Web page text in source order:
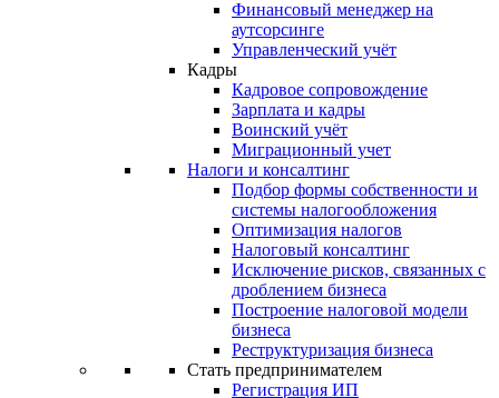
Финансовый менеджер на
аутсорсинге
Управленческий учёт
Кадры
Кадровое сопровождение
Зарплата и кадры
Воинский учёт
Миграционный учет
Налоги и консалтинг
Подбор формы собственности и
системы налогообложения
Оптимизация налогов
Налоговый консалтинг
Исключение рисков, связанных с
дроблением бизнеса
Построение налоговой модели
бизнеса
Реструктуризация бизнеса
Стать предпринимателем
Регистрация ИП